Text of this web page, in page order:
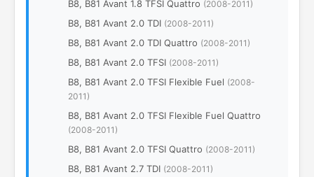
B8, B81 Avant 1.8 TFSI Quattro (2008-2011)
B8, B81 Avant 2.0 TDI (2008-2011)
B8, B81 Avant 2.0 TDI Quattro (2008-2011)
B8, B81 Avant 2.0 TFSI (2008-2011)
B8, B81 Avant 2.0 TFSI Flexible Fuel (2008-
2011)
B8, B81 Avant 2.0 TFSI Flexible Fuel Quattro
(2008-2011)
B8, B81 Avant 2.0 TFSI Quattro (2008-2011)
B8, B81 Avant 2.7 TDI (2008-2011)